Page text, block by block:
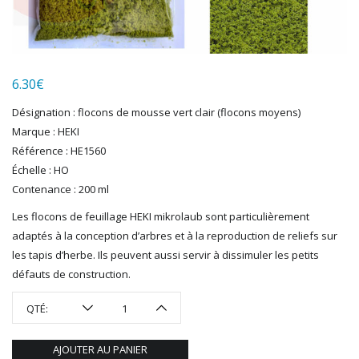
LGB
LS MODELS
NOREV
NOVATEUR MODELES
PECO
PG mini
PIKO
PN SUD MODELISME
PREISER
PRINCE AUGUST
R37
REDUTEX
REE
6.30€
Désignation : flocons de mousse vert clair (flocons moyens)
Marque : HEKI
Référence : HE1560
Échelle : HO
Contenance : 200 ml
Les flocons de feuillage HEKI mikrolaub sont particulièrement
adaptés à la conception d’arbres et à la reproduction de reliefs sur
les tapis d’herbe. Ils peuvent aussi servir à dissimuler les petits
défauts de construction.
QTÉ:
AJOUTER AU PANIER